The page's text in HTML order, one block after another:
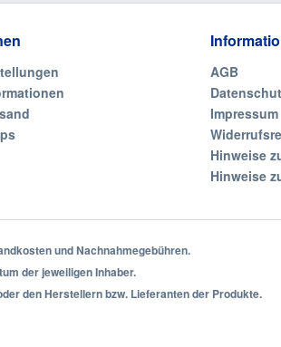
AGB
Impressum
Hinweise
Hinweise
und Nachnahmegebühren.
der jeweiligen Inhaber.
den Herstellern bzw. Lieferanten der Produkte.